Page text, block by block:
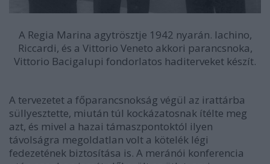
A Regia Marina agytrösztje 1942 nyarán. Iachino,
Riccardi, és a Vittorio Veneto akkori parancsnoka,
Vittorio Bacigalupi fondorlatos haditerveket készít.
A tervezetet a főparancsnokság végül az irattárba
süllyesztette, miután túl kockázatosnak ítélte meg
azt, és mivel a hazai támaszpontoktól ilyen
távolságra megoldatlan volt a kötelék légi
fedezetének biztosítása is. A meránói konferencia